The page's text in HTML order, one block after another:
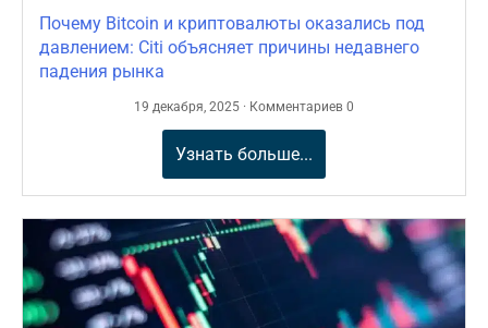
Почему Bitcoin и криптовалюты оказались под
давлением: Citi объясняет причины недавнего
падения рынка
19 декабря, 2025 · Комментариев 0
Узнать больше...